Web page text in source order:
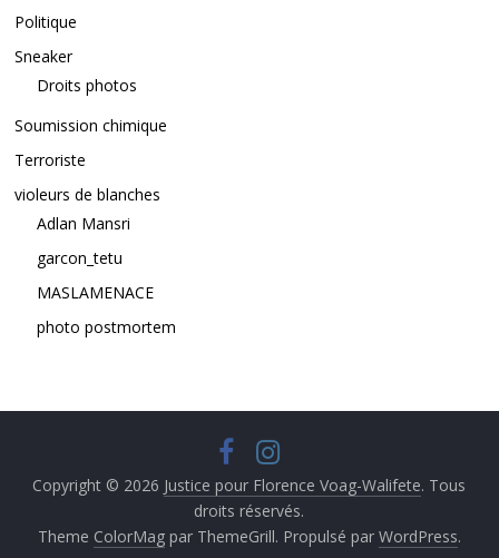
Politique
Sneaker
Droits photos
Soumission chimique
Terroriste
violeurs de blanches
Adlan Mansri
garcon_tetu
MASLAMENACE
photo postmortem
Copyright © 2026 Justice pour Florence Voag-Walifete. Tous
droits réservés.
Theme ColorMagpar ThemeGrill. Propulsé par WordPress.